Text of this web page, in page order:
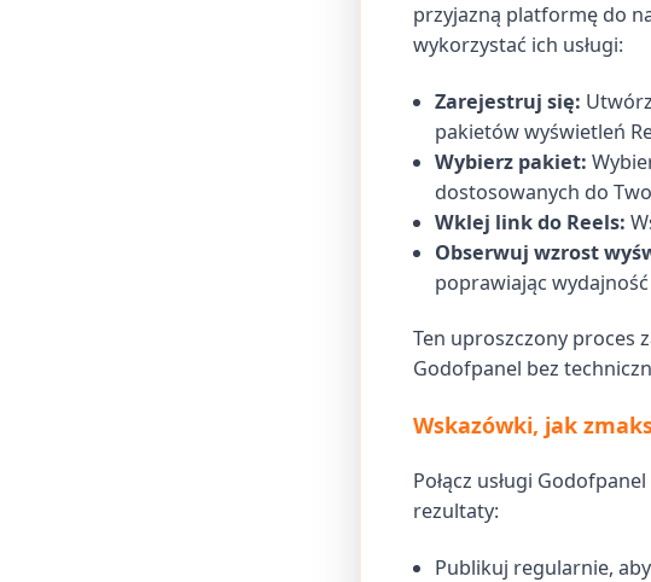
przyjazną platformę do
wykorzystać ich usługi:
Zarejestruj się:
pakietów wyświetleń
Wybierz pakiet:
dostosowanych do
Wklej link do Reels:
Obserwuj wzrost
poprawiając
Ten uproszczony proces
Godofpanel bez
Wskazówki, jak
Połącz usługi
rezultaty:
Publikuj regularnie,